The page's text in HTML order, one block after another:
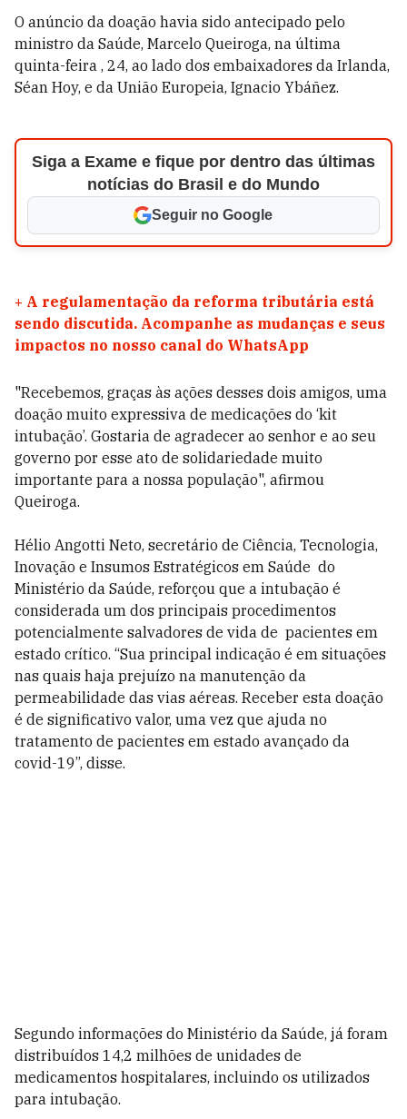
O anúncio da doação havia sido antecipado pelo
ministro da Saúde, Marcelo Queiroga, na última
quinta-feira , 24, ao lado dos embaixadores da Irlanda,
Séan Hoy, e da União Europeia, Ignacio Ybáñez.
Siga a Exame e fique por dentro das últimas
notícias do Brasil e do Mundo
Seguir no Google
+ A regulamentação da reforma tributária está
sendo discutida. Acompanhe as mudanças e seus
impactos no nosso canal do WhatsApp
"Recebemos, graças às ações desses dois amigos, uma
doação muito expressiva de medicações do ‘kit
intubação’. Gostaria de agradecer ao senhor e ao seu
governo por esse ato de solidariedade muito
importante para a nossa população", afirmou
Queiroga.
Hélio Angotti Neto, secretário de Ciência, Tecnologia,
Inovação e Insumos Estratégicos em Saúde do
Ministério da Saúde, reforçou que a intubação é
considerada um dos principais procedimentos
potencialmente salvadores de vida de pacientes em
estado crítico. “Sua principal indicação é em situações
nas quais haja prejuízo na manutenção da
permeabilidade das vias aéreas. Receber esta doação
é de significativo valor, uma vez que ajuda no
tratamento de pacientes em estado avançado da
covid-19”, disse.
Segundo informações do Ministério da Saúde, já foram
distribuídos 14,2 milhões de unidades de
medicamentos hospitalares, incluindo os utilizados
para intubação.